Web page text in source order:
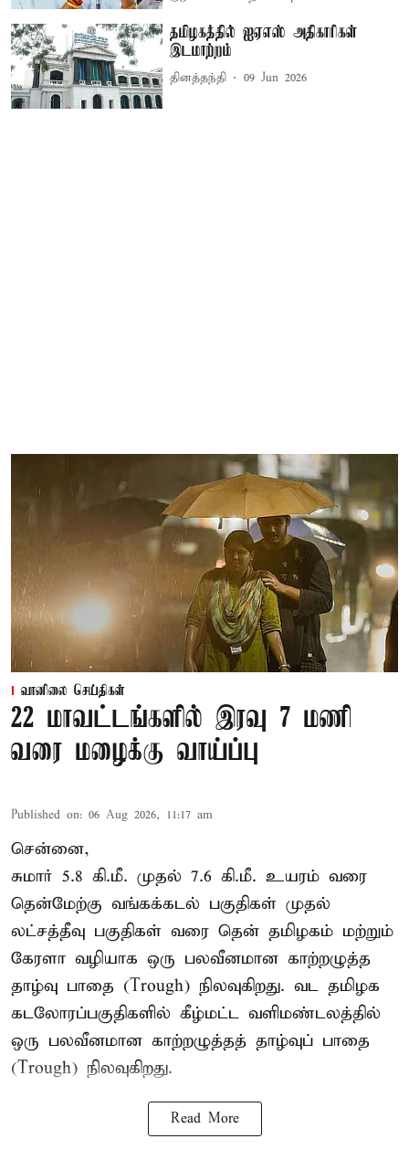
தமிழகத்தில் ஐஏஎஸ் அதிகாரிகள்
இடமாற்றம்
தினத்தந்தி 09 Jun 2026
வானிலை செய்திகள்
22 மாவட்டங்களில் இரவு 7 மணி
வரை மழைக்கு வாய்ப்பு
Published on: 06 Aug 2026, 11:17 am
சென்னை,
சுமார் 5.8 கி.மீ. முதல் 7.6 கி.மீ. உயரம் வரை
தென்மேற்கு வங்கக்கடல் பகுதிகள் முதல்
லட்சத்தீவு பகுதிகள் வரை தென் தமிழகம் மற்றும்
கேரளா வழியாக ஒரு பலவீனமான காற்றழுத்த
தாழ்வு பாதை (Trough) நிலவுகிறது. வட தமிழக
கடலோரப்பகுதிகளில் கீழ்மட்ட வளிமண்டலத்தில்
ஒரு பலவீனமான காற்றழுத்தத் தாழ்வுப் பாதை
(Trough) நிலவுகிறது.
Read More